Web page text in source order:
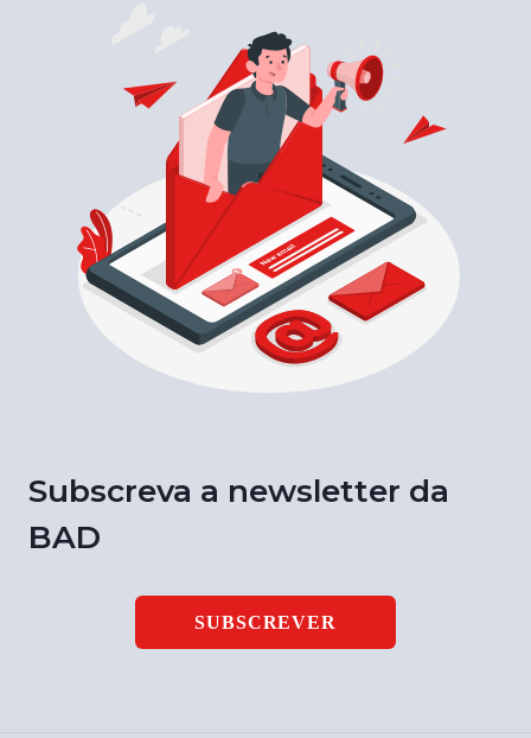
Subscreva a newsletter da
BAD
SUBSCREVER